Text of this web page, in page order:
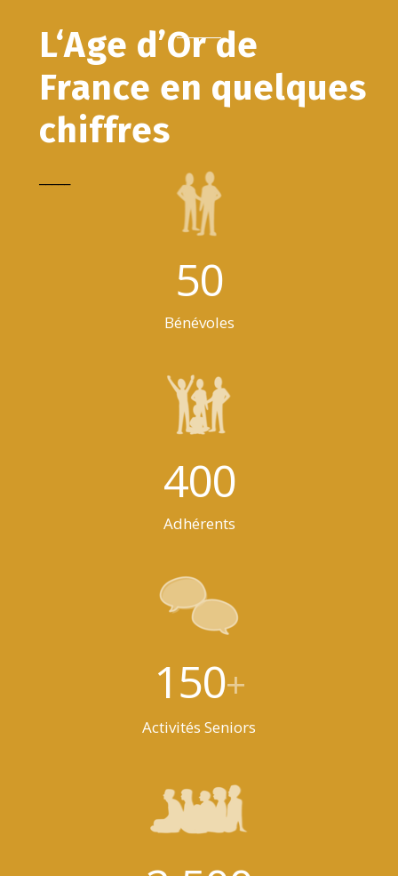
L‘Age d’Or de
France en quelques
chiffres
50
Bénévoles
400
Adhérents
150+
Activités Seniors